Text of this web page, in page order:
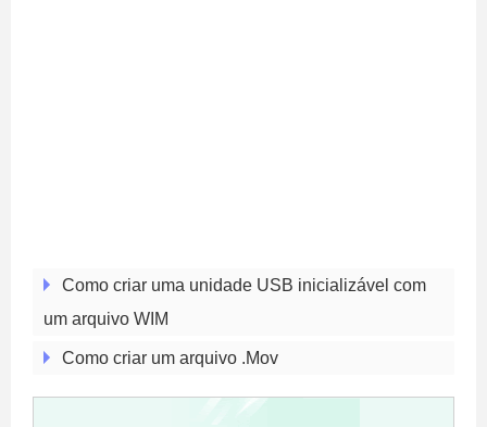
Como criar uma unidade USB inicializável com
um arquivo WIM
Como criar um arquivo .Mov